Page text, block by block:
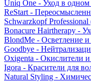
Uniq One - Уход в одном
ReStart -
Schwarzkopf
Bonacure Hairtherapy -
BlondMe - Осветление
Goodbye -
Oxigenta - Окислители и
Igora - Красители для
Natural Styling -